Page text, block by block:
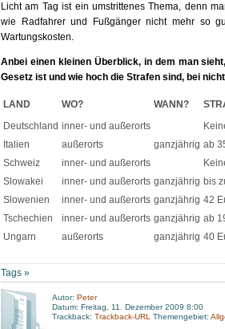
Licht am Tag ist ein umstrittenes Thema, denn
wie Radfahrer und Fußgänger nicht mehr so
Wartungskosten.
Anbei einen kleinen Überblick, in dem man
Gesetz ist und wie hoch die Strafen sind, bei
LAND WO? WANN?
Deutschland inner- und außerorts
Italien
außerorts ganzjährig ab
Schweiz
inner- und außerorts
Slowakei
inner- und außerorts ganzjährig bis
Slowenien
inner- und außerorts ganzjährig 42
Tschechien
inner- und außerorts ganzjährig ab
Ungarn
außerorts ganzjährig 40
Tags »
Autor: Peter
Datum: Freitag, 11. Dezember 2009 8:00
Trackback: Trackback-URL Themengebiet: